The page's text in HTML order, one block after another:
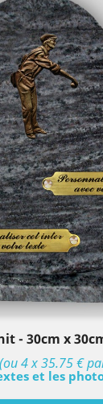
- 30cm x
(ou 4 x 35.75 €
et les